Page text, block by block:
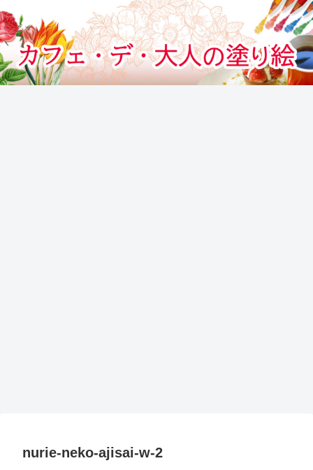
カフェでぬりえをする気分のぬりえサイト
nurie-neko-ajisai-w-2